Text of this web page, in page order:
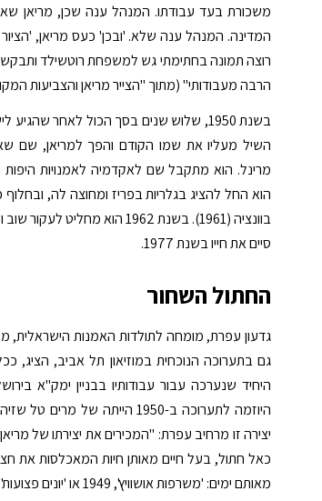
משכורת בעד עבודתו. המנהל ענה שכן, מריאן
המדינה. המנהל ענה שלא. 'ובכן' כעס מריאן,
רוצה תמונה בחתימתי גש למשפחת רוטשילד ותבקש
הרבה מעבודותי" (מתוך "הצייר מריאן והצביעות המקומית", דבר, 2
בשנת 1950, שלוש שנים בסך הכול לאחר
השיל מעליו את שמו הקודם והפך למריאן, שם
מרינל. הוא מתקבל שם לאקדמיה לאמנויות היפות
הוא החל להציג בגלריות בפריז ומחוצה לה,
בוונציה (1961). בשנת 1962 הוא
סיים את חייו בשנת 1977.
החתול השחור
גדעון עפרת, מומחה לתולדות האמנות
היחיד שנערכה עבור עבודותיו בבניין ימק"א
היוזמה לתערוכה ב-1950 הייתה
יצירה זו מרחיב עפרת: "המכירים את יצירתו של
כאל חתול, בעל חיים מאותן חיות המאכלסות את
מאותם ימים: 'משרפות אושוויץ', 1949 או 'יונים פצועות', 1949.